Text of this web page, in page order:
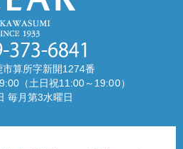
市算所字新開1274番
（土日祝11:00～19:00）
毎月第3水曜日